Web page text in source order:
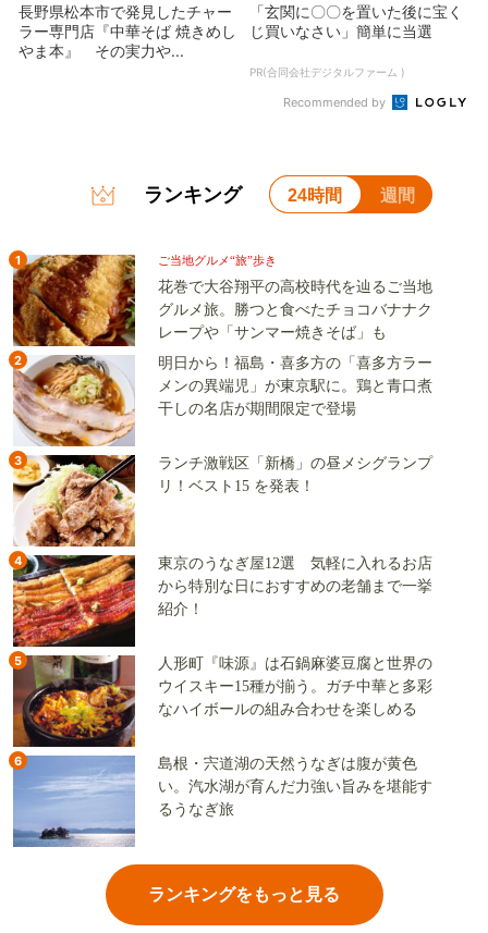
長野県松本市で発見したチャー
ラー専門店『中華そば 焼きめし
やま本』 その実力や...
「玄関に〇〇を置いた後に宝く
じ買いなさい」簡単に当選
PR(合同会社デジタルファーム )
Recommended by
ランキング 24時間 週間
1 ご当地グルメ“旅”歩き
花巻で大谷翔平の高校時代を辿るご当地
グルメ旅。勝つと食べたチョコバナナク
レープや「サンマー焼きそば」も
2
明日から！福島・喜多方の「喜多方ラー
メンの異端児」が東京駅に。鶏と青口煮
干しの名店が期間限定で登場
3
ランチ激戦区「新橋」の昼メシグランプ
リ！ベスト15 を発表！
4
東京のうなぎ屋12選 気軽に入れるお店
から特別な日におすすめの老舗まで一挙
紹介！
5
人形町『味源』は石鍋麻婆豆腐と世界の
ウイスキー15種が揃う。ガチ中華と多彩
なハイボールの組み合わせを楽しめる
6
島根・宍道湖の天然うなぎは腹が黄色
い。汽水湖が育んだ力強い旨みを堪能す
るうなぎ旅
ランキングをもっと見る